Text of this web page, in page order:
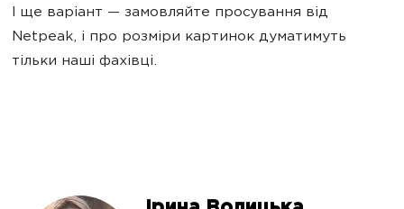
І ще варіант — замовляйте просування від
Netpeak, і про розміри картинок думатимуть
тільки наші фахівці.